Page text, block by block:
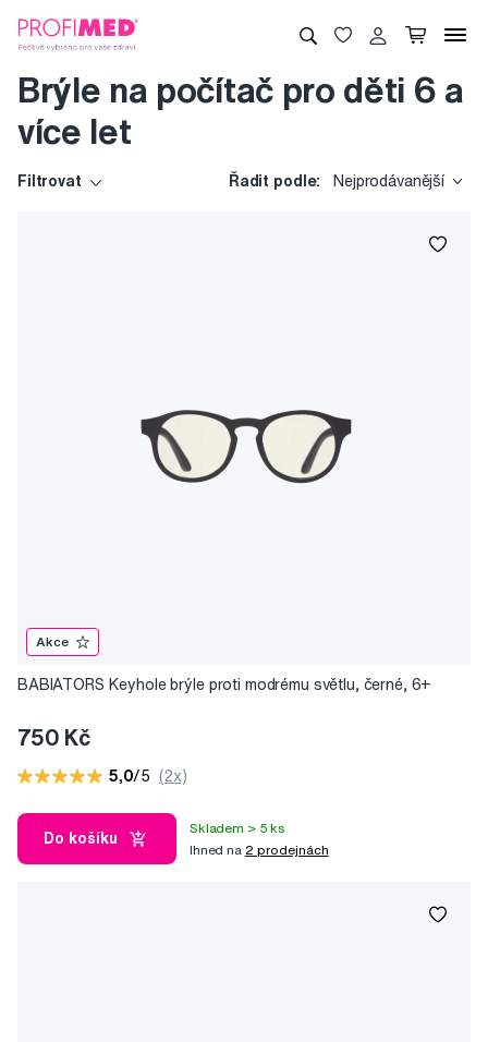
Brýle na počítač pro děti 6 a
více let
Filtrovat Řadit podle: Nejprodávanější
Akce
BABIATORS Keyhole brýle proti modrému světlu, černé, 6+
750 Kč
5,0/5 (2x)
Do košíku
Skladem > 5 ks
Ihned na 2 prodejnách